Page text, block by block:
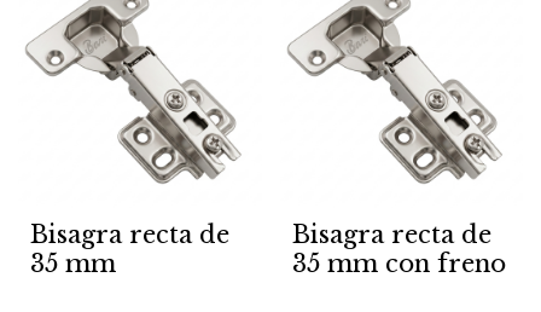
Bisagra recta de
35 mm
Bisagra recta de
35 mm con freno